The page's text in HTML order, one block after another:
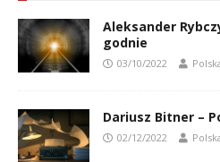
Aleksander
godnie
03/10/2022
Dariusz Bitner –
02/12/2022